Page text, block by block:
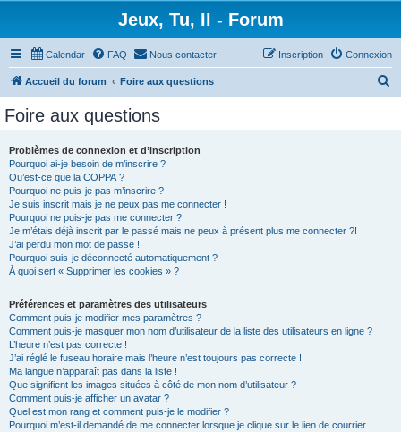
Jeux, Tu, Il - Forum
Calendar FAQ Nous contacter Connexion
Inscription
Accueil du forum Foire aux questions
Foire aux questions
Problèmes de connexion et d’inscription
Pourquoi ai-je besoin de m’inscrire ?
Qu’est-ce que la COPPA ?
Pourquoi ne puis-je pas m’inscrire ?
Je suis inscrit mais je ne peux pas me connecter !
Pourquoi ne puis-je pas me connecter ?
Je m’étais déjà inscrit par le passé mais ne peux à présent plus me connecter ?!
J’ai perdu mon mot de passe !
Pourquoi suis-je déconnecté automatiquement ?
À quoi sert « Supprimer les cookies » ?
Préférences et paramètres des utilisateurs
Comment puis-je modifier mes paramètres ?
Comment puis-je masquer mon nom d’utilisateur de la liste des utilisateurs en ligne ?
L’heure n’est pas correcte !
J’ai réglé le fuseau horaire mais l’heure n’est toujours pas correcte !
Ma langue n’apparaît pas dans la liste !
Que signifient les images situées à côté de mon nom d’utilisateur ?
Comment puis-je afficher un avatar ?
Quel est mon rang et comment puis-je le modifier ?
Pourquoi m’est-il demandé de me connecter lorsque je clique sur le lien de courrier